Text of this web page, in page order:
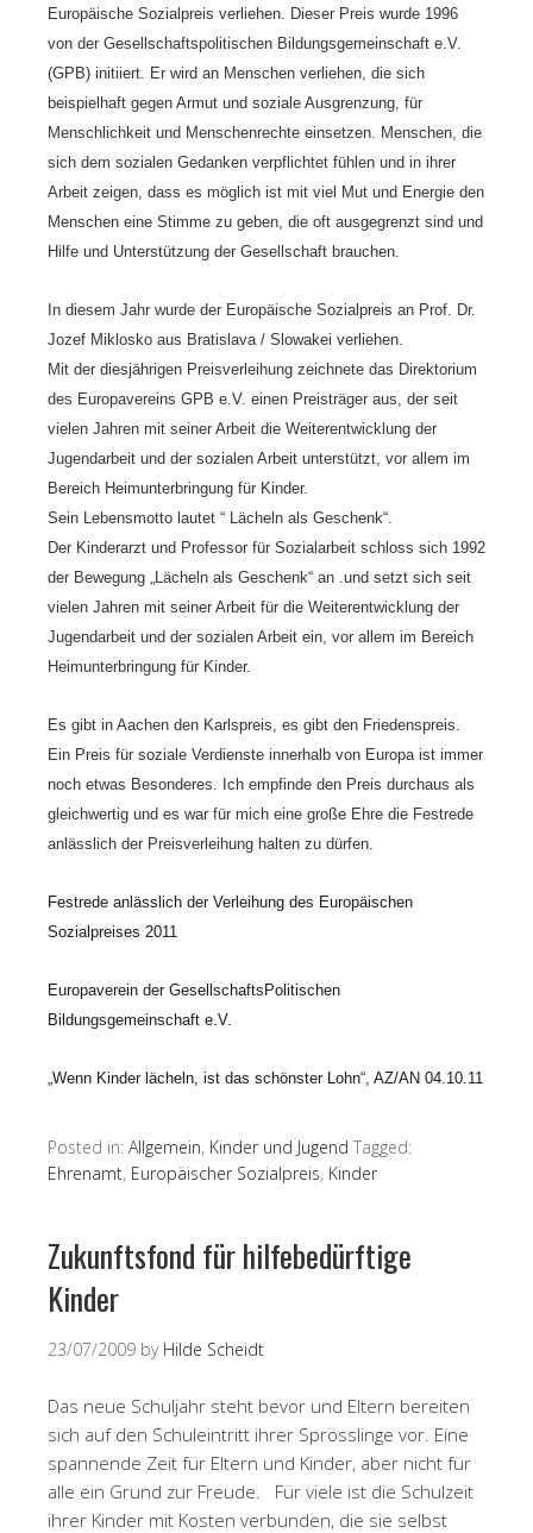
Europäische Sozialpreis verliehen. Dieser Preis wurde 1996
von der Gesellschaftspolitischen Bildungsgemeinschaft e.V.
(GPB) initiiert.
Er wird an Menschen verliehen, die sich
beispielhaft gegen Armut und soziale Ausgrenzung, für
Menschlichkeit und Menschenrechte einsetzen. Menschen, die
sich dem sozialen Gedanken verpflichtet fühlen und in ihrer
Arbeit zeigen, dass es möglich ist mit viel Mut und Energie den
Menschen eine Stimme zu geben, die oft ausgegrenzt sind und
Hilfe und Unterstützung der Gesellschaft brauchen.
In diesem Jahr wurde der Europäische Sozialpreis an Prof. Dr.
Jozef Miklosko aus Bratislava / Slowakei verliehen.
Mit der diesjährigen Preisverleihung zeichnete das Direktorium
des Europavereins GPB e.V. einen Preisträger aus, der seit
vielen Jahren mit seiner Arbeit die Weiterentwicklung der
Jugendarbeit und der sozialen Arbeit unterstützt, vor allem im
Bereich Heimunterbringung für Kinder.
Sein Lebensmotto lautet “ Lächeln als Geschenk“.
Der Kinderarzt und Professor für Sozialarbeit schloss sich 1992
der Bewegung „Lächeln als Geschenk“ an .und setzt sich seit
vielen Jahren mit seiner Arbeit für die Weiterentwicklung der
Jugendarbeit und der sozialen Arbeit ein, vor allem im Bereich
Heimunterbringung für Kinder.
Es gibt in Aachen den Karlspreis, es gibt den Friedenspreis.
Ein Preis für soziale Verdienste innerhalb von Europa ist immer
noch etwas Besonderes. Ich empfinde den Preis durchaus als
gleichwertig und es war für mich eine große Ehre die Festrede
anlässlich der Preisverleihung halten zu dürfen.
Festrede anlässlich der Verleihung des Europäischen
Sozialpreises 2011
Europaverein der GesellschaftsPolitischen
Bildungsgemeinschaft e.V.
„Wenn Kinder lächeln, ist das schönster Lohn“, AZ/AN 04.10.11
Posted in: Allgemein, Kinder und Jugend Tagged:
Ehrenamt, Europäischer Sozialpreis, Kinder
Zukunftsfond für hilfebedürftige
Kinder
23/07/2009 by Hilde Scheidt
Das neue Schuljahr steht bevor und Eltern bereiten
sich auf den Schuleintritt ihrer Sprösslinge vor. Eine
spannende Zeit für Eltern und Kinder, aber nicht für
alle ein Grund zur Freude. Für viele ist die Schulzeit
ihrer Kinder mit Kosten verbunden, die sie selbst